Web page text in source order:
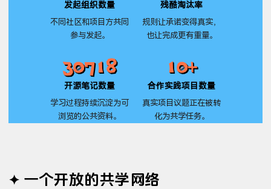
发起组织数量
不同社区和项目方共同
参与发起。
残酷淘汰率
规则让承诺变得真实，
也让完成更有重量。
30718
开源笔记数量
学习过程持续沉淀为可
浏览的公共资料。
10+
合作实践项目数量
真实项目议题正在被转
化为共学任务。
一个开放的共学网络